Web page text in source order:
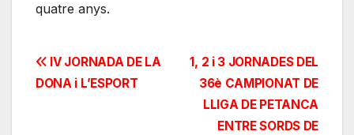
quatre anys.
Navegación
1, 2 i 3 JORNADES DEL
36è CAMPIONAT DE
LLIGA DE PETANCA
ENTRE SORDS DE
IV JORNADA DE LA
DONA i L’ESPORT